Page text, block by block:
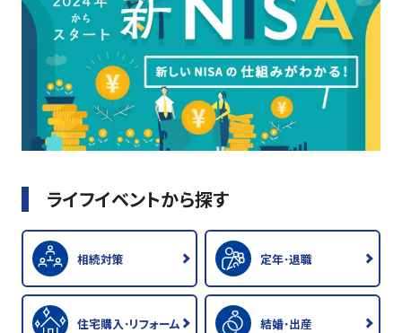
ライフイベントから探す
相続対策 定年･退職
住宅購入･リフォーム 結婚･出産